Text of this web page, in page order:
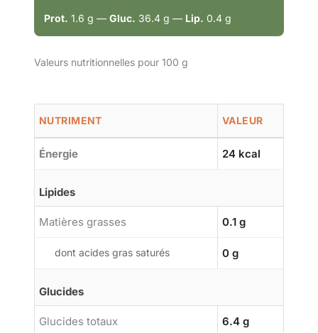
Prot. 1.6 g — Gluc. 36.4 g — Lip. 0.4 g
Valeurs nutritionnelles pour 100 g
NUTRIMENT VALEUR
Énergie 24 kcal
Lipides
Matières grasses 0.1 g
dont acides gras saturés 0 g
Glucides
Glucides totaux 6.4 g